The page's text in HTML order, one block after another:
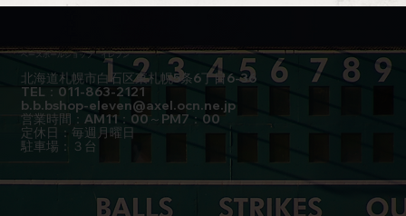
ベースボールショップ イレブン
北海道札幌市白石区東札幌5条6丁目6-36
TEL：011-863-2121
b.b.bshop-eleven@axel.ocn.ne.jp
営業時間：AM11：00～PM7：00
定休日：毎週月曜日
駐車場：３台